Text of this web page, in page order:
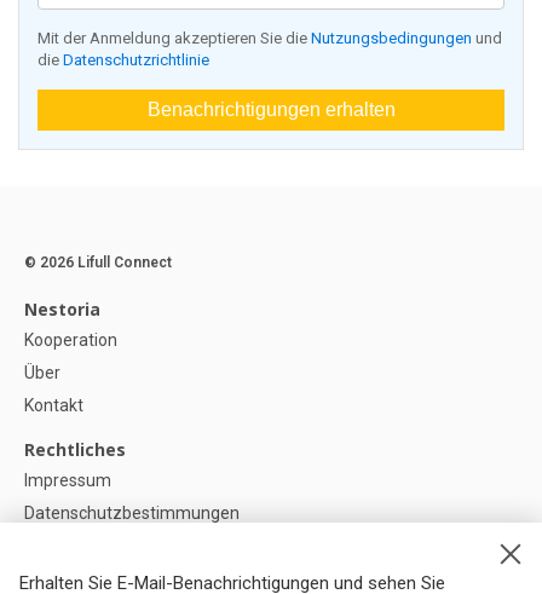
Mit der Anmeldung akzeptieren Sie die Nutzungsbedingungen und
die Datenschutzrichtlinie
Benachrichtigungen erhalten
Erhalten Sie E-Mail-Benachrichtigungen und sehen Sie
© 2026 Lifull Connect
Nestoria
Kooperation
Über
Kontakt
Rechtliches
Impressum
Datenschutzbestimmungen
Cookie-Einstellunge